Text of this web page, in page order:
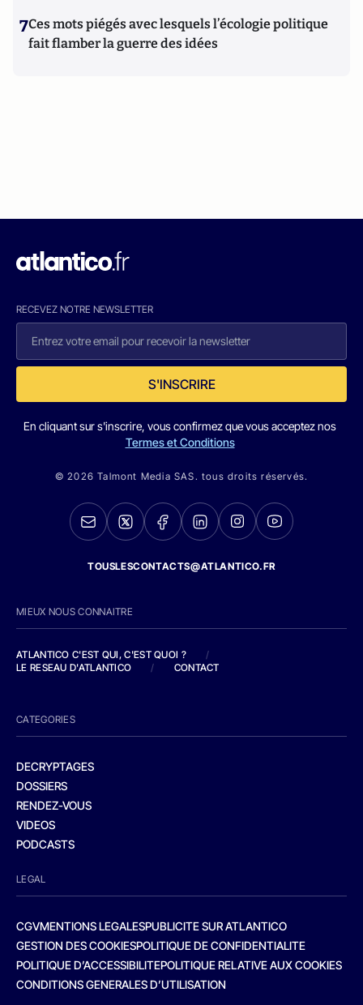
7Ces mots piégés avec lesquels l’écologie politique
fait flamber la guerre des idées
RECEVEZ NOTRE NEWSLETTER
S'INSCRIRE
En cliquant sur s'inscrire, vous confirmez que vous acceptez nos
Termes et Conditions
© 2026 Talmont Media SAS. tous droits réservés.
TOUSLESCONTACTS@ATLANTICO.FR
MIEUX NOUS CONNAITRE
ATLANTICO C'EST QUI, C'EST QUOI ?
/
LE RESEAU D'ATLANTICO
/ CONTACT
CATEGORIES
DECRYPTAGES
DOSSIERS
RENDEZ-VOUS
VIDEOS
PODCASTS
LEGAL
CGVMENTIONS LEGALESPUBLICITE SUR ATLANTICO
GESTION DES COOKIESPOLITIQUE DE CONFIDENTIALITE
POLITIQUE D’ACCESSIBILITEPOLITIQUE RELATIVE AUX COOKIES
CONDITIONS GENERALES D’UTILISATION